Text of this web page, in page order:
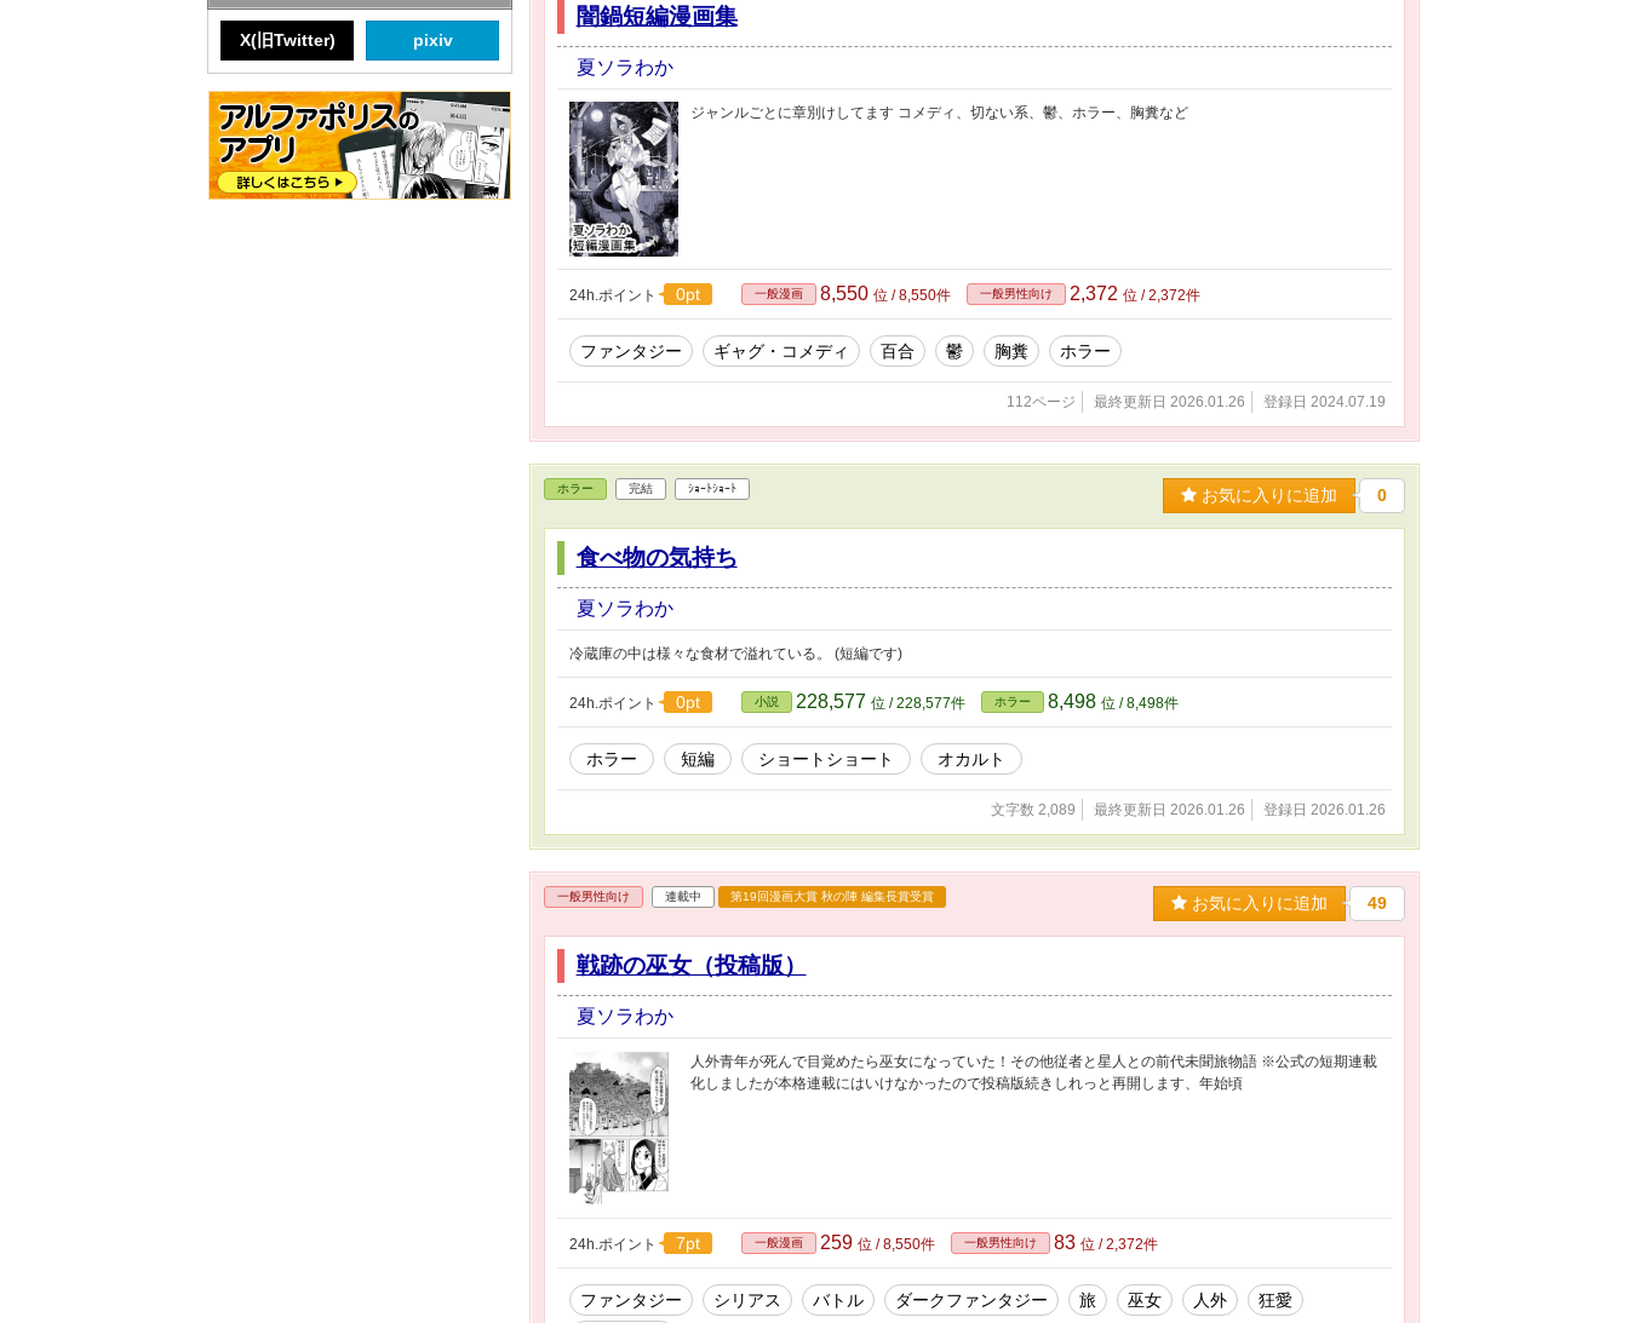
闇鍋短編漫画集
夏ソラわか
ジャンルごとに章別けしてます コメディ、切ない系、鬱、ホラー、胸糞など
24h.ポイント 0pt 一般漫画 8,550 位 / 8,550件 一般男性向け 2,372 位 / 2,372件
ファンタジー ギャグ・コメディ 百合 鬱 胸糞 ホラー
112ページ 最終更新日 2026.01.26 登録日 2024.07.19
ホラー 完結 ｼｮｰﾄｼｮｰﾄ お気に入りに追加 0
食べ物の気持ち
夏ソラわか
冷蔵庫の中は様々な食材で溢れている。 (短編です)
24h.ポイント 0pt 小説 228,577 位 / 228,577件 ホラー 8,498 位 / 8,498件
ホラー 短編 ショートショート オカルト
文字数 2,089 最終更新日 2026.01.26 登録日 2026.01.26
一般男性向け 連載中 第19回漫画大賞 秋の陣 編集長賞受賞 お気に入りに追加 49
戦跡の巫女（投稿版）
夏ソラわか
人外青年が死んで目覚めたら巫女になっていた！その他従者と星人との前代未聞旅物語 ※公式の短期連載
化しましたが本格連載にはいけなかったので投稿版続きしれっと再開します、年始頃
24h.ポイント 7pt 一般漫画 259 位 / 8,550件 一般男性向け 83 位 / 2,372件
ファンタジー シリアス バトル ダークファンタジー 旅 巫女 人外
狂愛
X(旧Twitter) pixiv